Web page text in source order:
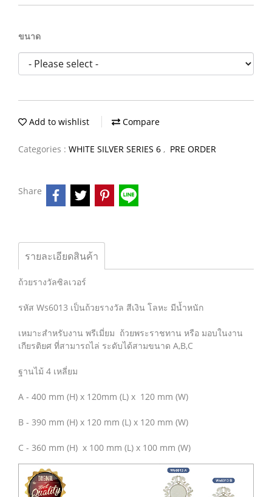
ขนาด
Add to wishlist Compare
Categories : WHITE SILVER SERIES 6 , PRE ORDER
Share
รายละเอียดสินค้า
ถ้วยรางวัลซิลเวอร์
รหัส Ws6013 เป็นถ้วยรางวัล สีเงิน โลหะ มีน้ำหนัก
เหมาะสำหรับงาน พรีเมี่ยม ถ้วยพระราชทาน หรือ มอบในงาน
เกียรติยศ ที่สามารถไล่ ระดับได้สามขนาด A,B,C
ฐานไม้ 4 เหลี่ยม
A - 400 mm (H) x 120mm (L) x 120 mm (W)
B - 390 mm (H) x 120 mm (L) x 120 mm (W)
C - 360 mm (H) x 100 mm (L) x 100 mm (W)